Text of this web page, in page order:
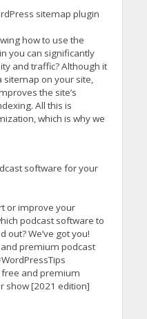
sitemap plugin
how to use the
you can significantly
and traffic? Although it
sitemap on your site,
the site’s
All this is
which is why we
software for your
or improve your
podcast software to
out? We’ve got you!
premium podcast
and premium
show [2021 edition]